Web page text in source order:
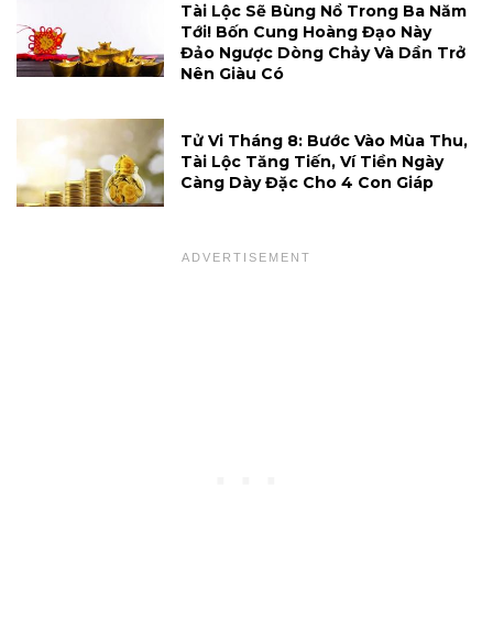
Tài Lộc Sẽ Bùng Nổ Trong Ba Năm
Tới! Bốn Cung Hoàng Đạo Này
Đảo Ngược Dòng Chảy Và Dần Trở
Nên Giàu Có
Tử Vi Tháng 8: Bước Vào Mùa Thu,
Tài Lộc Tăng Tiến, Ví Tiền Ngày
Càng Dày Đặc Cho 4 Con Giáp